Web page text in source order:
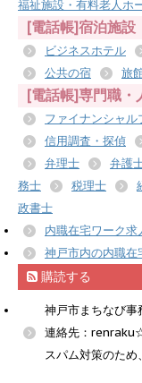
福祉施設・有料老人ホ
[電話帳]宿泊施設
ビジネスホテル
公共の宿
旅
[電話帳]専門職・
ファイナンシャル
信用調査・探偵
弁理士
弁護
務士
税理士
政書士
内職在宅ワーク求
神戸市内の内職在
購読する
神戸市まちなび事
連絡先：
スパム対策のた